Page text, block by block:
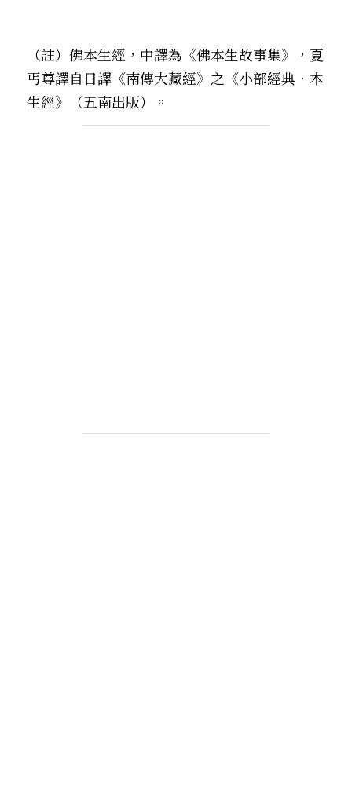
（註）佛本生經，中譯為《佛本生故事集》，夏
丐尊譯自日譯《南傳大藏經》之《小部經典．本
生經》（五南出版）。